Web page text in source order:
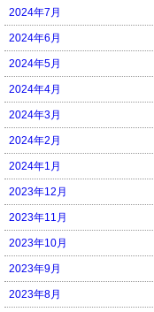
2024年7月
2024年6月
2024年5月
2024年4月
2024年3月
2024年2月
2024年1月
2023年12月
2023年11月
2023年10月
2023年9月
2023年8月